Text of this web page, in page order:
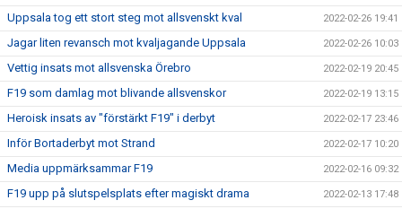
Uppsala tog ett stort steg mot allsvenskt kval 2022-02-26 19:41
Jagar liten revansch mot kvaljagande Uppsala 2022-02-26 10:03
Vettig insats mot allsvenska Örebro 2022-02-19 20:45
F19 som damlag mot blivande allsvenskor 2022-02-19 13:15
Heroisk insats av "förstärkt F19" i derbyt 2022-02-17 23:46
Inför Bortaderbyt mot Strand 2022-02-17 10:20
Media uppmärksammar F19 2022-02-16 09:32
F19 upp på slutspelsplats efter magiskt drama 2022-02-13 17:48